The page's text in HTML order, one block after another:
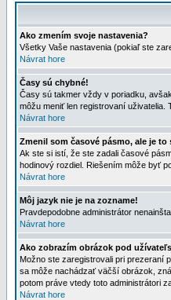
Ako zmením svoje nastavenia?
Všetky Vaše nastavenia (pokiaľ ste
Návrat hore
Časy sú chybné!
Časy sú takmer vždy v poriadku,
môžu meniť len registrovaní uživatelia.
Návrat hore
Zmenil som časové pásmo, ale je to
Ak ste si istí, že ste zadali časové
hodinový rozdiel. Riešením môže byť
Návrat hore
Môj jazyk nie je na zozname!
Pravdepodobne administrátor
Návrat hore
Ako zobrazím obrázok pod
Možno ste zaregistrovali pri prezeraní
sa môže nachádzať väčší obrázok,
potom práve vtedy toto administrátori
Návrat hore